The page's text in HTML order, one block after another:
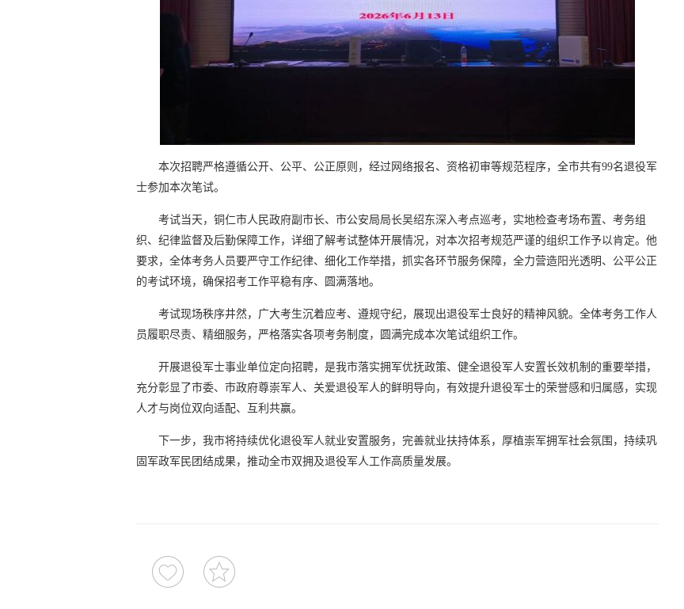
本次招聘严格遵循公开、公平、公正原则，经过网络报名、资格初审等规范程序，全市共有99名退役军
士参加本次笔试。
考试当天，铜仁市人民政府副市长、市公安局局长吴绍东深入考点巡考，实地检查考场布置、考务组
织、纪律监督及后勤保障工作，详细了解考试整体开展情况，对本次招考规范严谨的组织工作予以肯定。他
要求，全体考务人员要严守工作纪律、细化工作举措，抓实各环节服务保障，全力营造阳光透明、公平公正
的考试环境，确保招考工作平稳有序、圆满落地。
考试现场秩序井然，广大考生沉着应考、遵规守纪，展现出退役军士良好的精神风貌。全体考务工作人
员履职尽责、精细服务，严格落实各项考务制度，圆满完成本次笔试组织工作。
开展退役军士事业单位定向招聘，是我市落实拥军优抚政策、健全退役军人安置长效机制的重要举措，
充分彰显了市委、市政府尊崇军人、关爱退役军人的鲜明导向，有效提升退役军士的荣誉感和归属感，实现
人才与岗位双向适配、互利共赢。
下一步，我市将持续优化退役军人就业安置服务，完善就业扶持体系，厚植崇军拥军社会氛围，持续巩
固军政军民团结成果，推动全市双拥及退役军人工作高质量发展。